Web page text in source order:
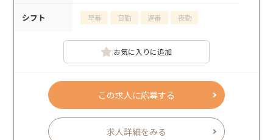
シフト 早番 日勤 遅番 夜勤
お気に入りに追加
この求人に応募する
求人詳細をみる